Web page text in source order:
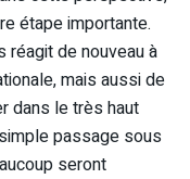
étape importante.
réagit de nouveau à
mais aussi de
dans le très haut
passage sous
seront